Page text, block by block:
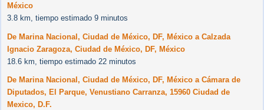
México
3.8 km, tiempo estimado 9 minutos
De Marina Nacional, Ciudad de México, DF, México a Calzada
Ignacio Zaragoza, Ciudad de México, DF, México
18.6 km, tiempo estimado 22 minutos
De Marina Nacional, Ciudad de México, DF, México a Cámara de
Diputados, El Parque, Venustiano Carranza, 15960 Ciudad de
Mexico, D.F.